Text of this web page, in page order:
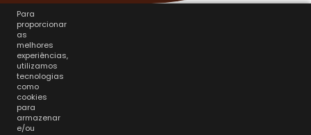
Para
proporcionar
as
melhores
experiências,
utilizamos
tecnologias
como
cookies
para
armazenar
e/ou